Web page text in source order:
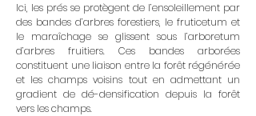
Ici, les prés se protègent de l’ensoleillement par
des bandes d’arbres forestiers, le fruticetum et
le maraîchage se glissent sous l’arboretum
d’arbres fruitiers. Ces bandes arborées
constituent une liaison entre la forêt régénérée
et les champs voisins tout en admettant un
gradient de dé-densification depuis la forêt
vers les champs.